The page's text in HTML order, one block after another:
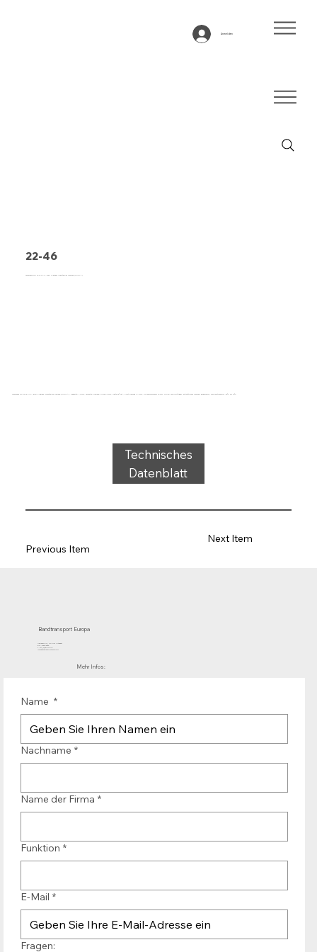
Anmelden
22-46
Förderband Typ 22-46 PVC, grau, 2-lagiges querstabiles Gewebe (RL/RXA)
Förderband Typ 22-46 PVC, grau, 2-lagiges querstabiles Gewebe (RL/RXA), Tragseite: 1,9 mm, Laufseite: Gewebe, Dicke 3,6 mm, Härte 35° ShA, Kraft-Dehnung 11N/mm, Rollendurchmesser 40 mm, Rollen- und Gleitträger, antistatisches Gewebe, geräuscharm, Temperaturbereich -25°C bis 70°C
Technisches
Datenblatt
Previous Item
Next Item
Bandtransport Europa
Mühlenhof 12 | 1911 DB Uitgeest
die Niederlande
T.:+31 (0)251 319 119
info@bandtransporteurope.nl
Mehr Infos:
Name *
Nachname *
Name der Firma *
Funktion *
E-Mail *
Fragen: